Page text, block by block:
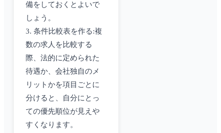
備をしておくとよいで
しょう。
3. 条件比較表を作る:複
数の求人を比較する
際、法的に定められた
待遇か、会社独自のメ
リットかを項目ごとに
分けると、自分にとっ
ての優先順位が見えや
すくなります。